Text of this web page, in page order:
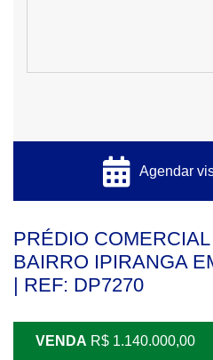
Agendar
PRÉDIO
BAIRRO IPIRANGA
| REF: DP7270
VENDA R$ 1.140.000,00